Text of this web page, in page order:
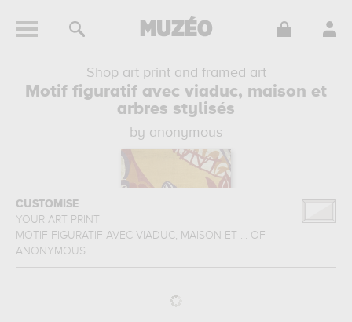
Shop art print and framed art
Motif figuratif avec viaduc, maison et
arbres stylisés
by anonymous
CUSTOMISE
YOUR ART PRINT
MOTIF FIGURATIF AVEC VIADUC, MAISON ET ... OF
ANONYMOUS